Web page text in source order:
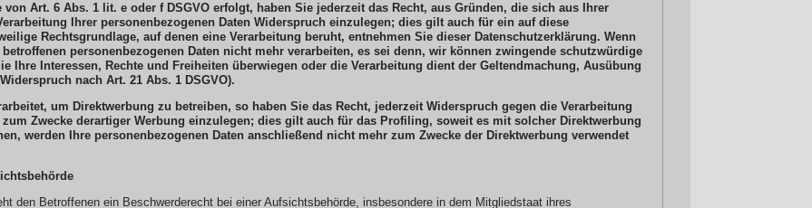
Art. 6 Abs. 1 lit. e oder f DSGVO erfolgt, haben Sie jederzeit das Recht, aus Gründen, die sich aus Ihrer
Ihrer personenbezogenen Daten Widerspruch einzulegen; dies gilt auch für ein auf diese
Rechtsgrundlage, auf denen eine Verarbeitung beruht, entnehmen Sie dieser Datenschutzerklärung. Wenn
personenbezogenen Daten nicht mehr verarbeiten, es sei denn, wir können zwingende schutzwürdige
Ihre Interessen, Rechte und Freiheiten überwiegen oder die Verarbeitung dient der Geltendmachung, Ausübung
nach Art. 21 Abs. 1 DSGVO).
um Direktwerbung zu betreiben, so haben Sie das Recht, jederzeit Widerspruch gegen die Verarbeitung
Zwecke derartiger Werbung einzulegen; dies gilt auch für das Profiling, soweit es mit solcher Direktwerbung
werden Ihre personenbezogenen Daten anschließend nicht mehr zum Zwecke der Direktwerbung verwendet
den Betroffenen ein Beschwerderecht bei einer Aufsichtsbehörde, insbesondere in dem Mitgliedstaat ihres